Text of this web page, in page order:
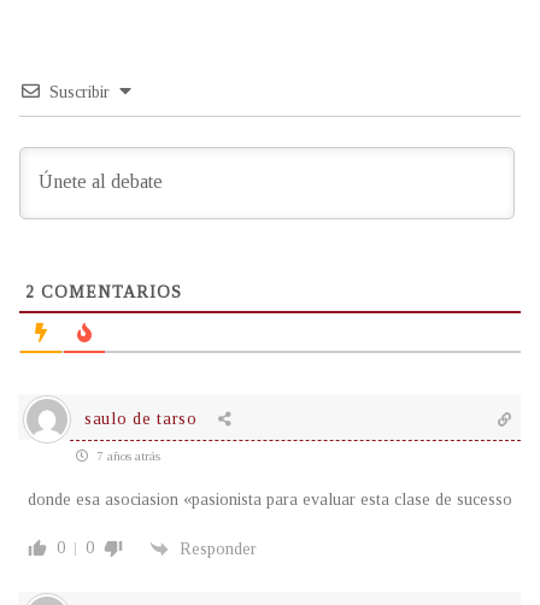
Suscribir
2 COMENTARIOS
saulo de tarso
7 años atrás
donde esa asociasion «pasionista para evaluar esta clase de sucesso
0 0 Responder